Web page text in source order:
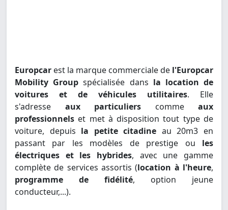
Europcar est la marque commerciale de l'Europcar
Mobility Group spécialisée dans la location de
voitures et de véhicules utilitaires. Elle
s'adresse aux particuliers commeaux
professionnels et met à disposition tout type de
voiture, depuis la petite citadine au 20m3 en
passant par les modèles de prestige ou les
électriques et les hybrides, avec une gamme
complète de services assortis (location à l'heure,
programme de fidélité, option jeune
conducteur,...).